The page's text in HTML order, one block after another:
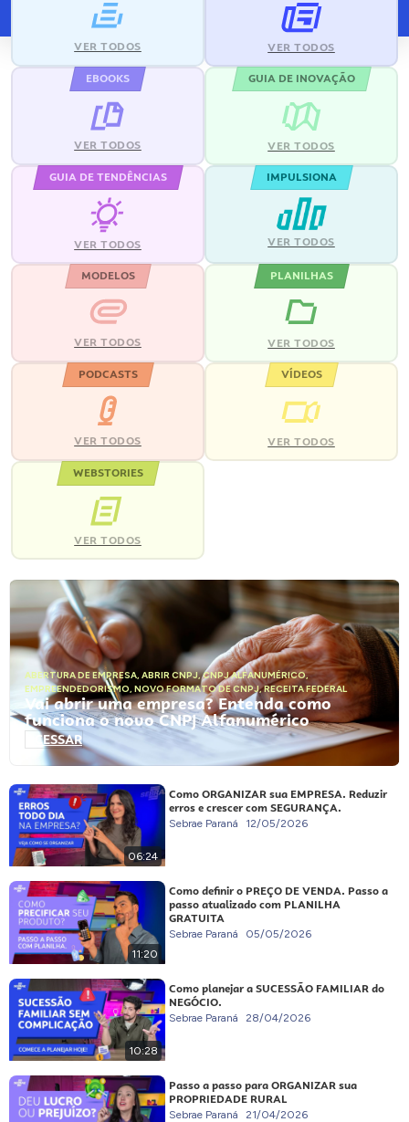
VER TODOS VER TODOS
EBOOKS
VER TODOS
GUIA DE INOVAÇÃO
VER TODOS
GUIA DE TENDÊNCIAS
VER TODOS
IMPULSIONA
VER TODOS
MODELOS
VER TODOS
PLANILHAS
VER TODOS
PODCASTS
VER TODOS
VÍDEOS
VER TODOS
WEBSTORIES
VER TODOS
ABERTURA DE EMPRESA, ABRIR CNPJ,CNPJ ALFANUMÉRICO,
EMPREENDEDORISMO, NOVO FORMATO DE CNPJ,RECEITA FEDERAL
Vai abrir uma empresa? Entenda como
funciona o novo CNPJ Alfanumérico
ACESSAR
06:24
Como ORGANIZAR sua EMPRESA. Reduzir
erros e crescer com SEGURANÇA.
Sebrae Paraná 12/05/2026
11:20
Como definir o PREÇO DE VENDA. Passo a
passo atualizado com PLANILHA
GRATUITA
Sebrae Paraná 05/05/2026
10:28
Como planejar a SUCESSÃO FAMILIAR do
NEGÓCIO.
Sebrae Paraná 28/04/2026
Passo a passo para ORGANIZAR sua
PROPRIEDADE RURAL
Sebrae Paraná 21/04/2026